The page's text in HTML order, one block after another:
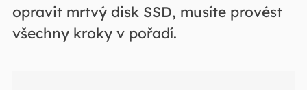
opravit mrtvý disk SSD, musíte provést
všechny kroky v pořadí.